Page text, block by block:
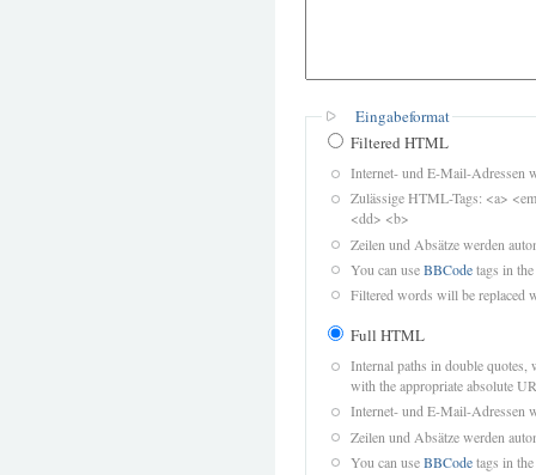
Eingabeformat
Filtered HTML
Internet- und E-Mail-Adressen
Zulässige HTML-Tags: <a>
<dd> <b>
Zeilen und Absätze werden
You can useBBCodetags in
Filtered words will be replaced
Full HTML
Internal paths in double quotes,
with the appropriate absolute
Internet- und E-Mail-Adressen
Zeilen und Absätze werden
You can useBBCodetags in